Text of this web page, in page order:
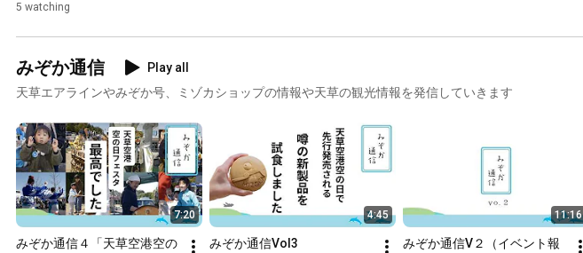
5 watching
みぞか通信
Play all
天草エアラインやみぞか号、ミゾカショップの情報や天草の観光情報を発信していきます
7:20
みぞか通信４「天草空港空の
4:45
みぞか通信Vol3
11:16
みぞか通信V２（イベント報